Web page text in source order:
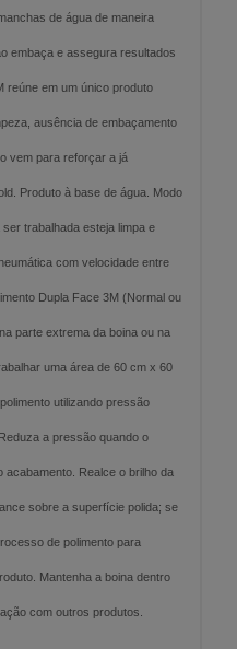
de água de maneira
embaça e assegura resultados
reúne em um único produto
ausência de embaçamento
vem para reforçar a já
Produto à base de água. Modo
trabalhada esteja limpa e
com velocidade entre
Dupla Face 3M (Normal ou
parte extrema da boina ou na
uma área de 60 cm x 60
utilizando pressão
a pressão quando o
Realce o brilho da
sobre a superfície polida; se
de polimento para
Mantenha a boina dentro
com outros produtos.